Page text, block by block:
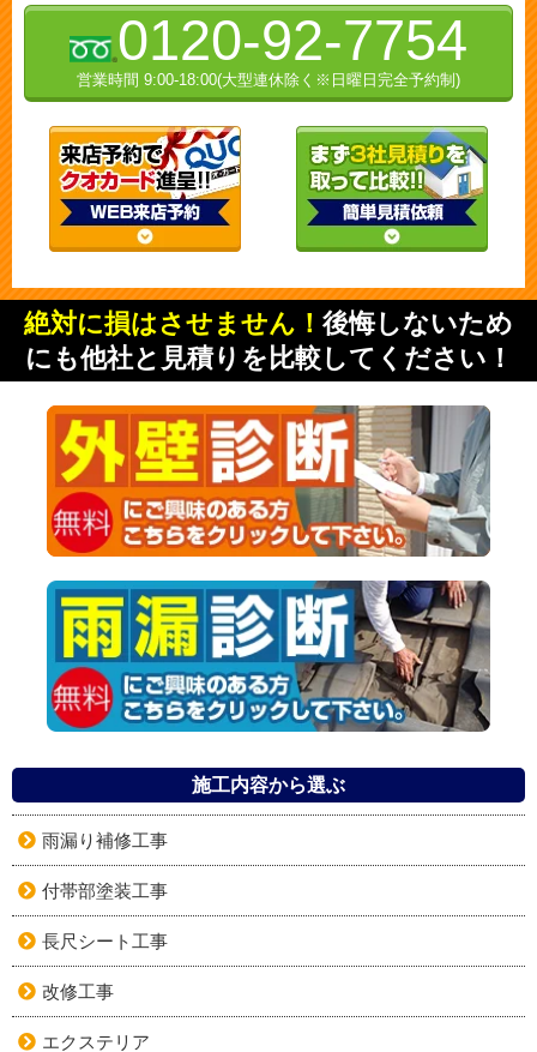
0120-92-7754
営業時間 9:00-18:00(大型連休除く※日曜日完全予約制)
絶対に損はさせません！ 後悔しないため
にも他社と見積りを比較してください！
施工内容から選ぶ
雨漏り補修工事
付帯部塗装工事
長尺シート工事
改修工事
エクステリア